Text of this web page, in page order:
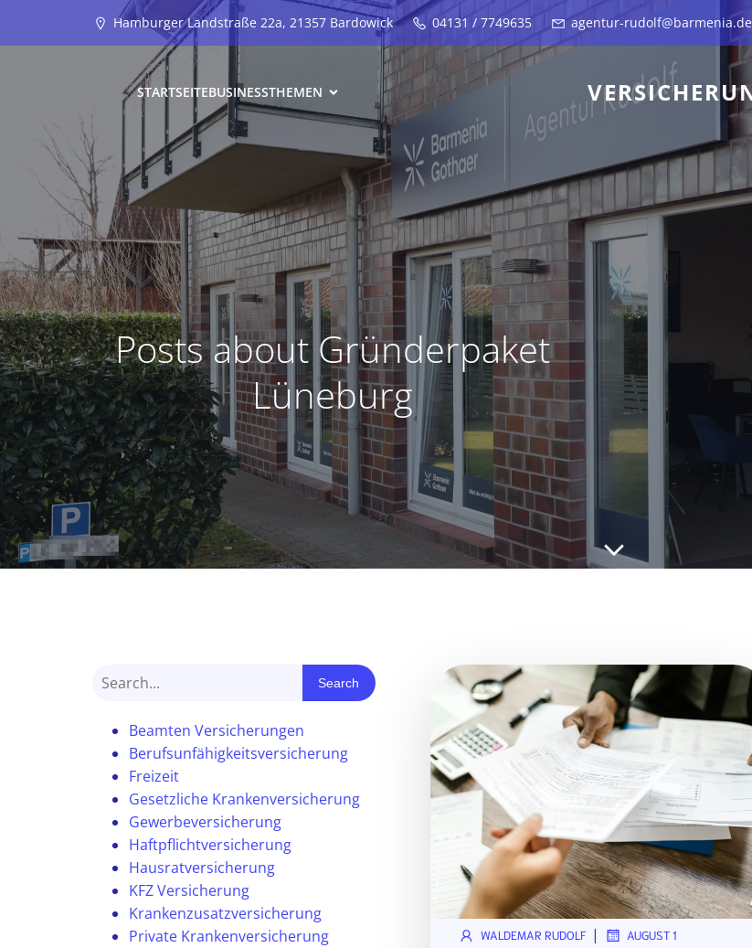
Hamburger Landstraße 22a, 21357 Bardowick 04131 / 7749635 agentur-rudolf@barmenia.de
STARTSEITEBUSINESSTHEMEN
Posts about Gründerpaket
Lüneburg
Search
Beamten Versicherungen
Berufsunfähigkeitsversicherung
Freizeit
Gesetzliche Krankenversicherung
Gewerbeversicherung
Haftpflichtversicherung
Hausratversicherung
KFZ Versicherung
Krankenzusatzversicherung
Private Krankenversicherung
WALDEMAR RUDOLF | AUGUST 1